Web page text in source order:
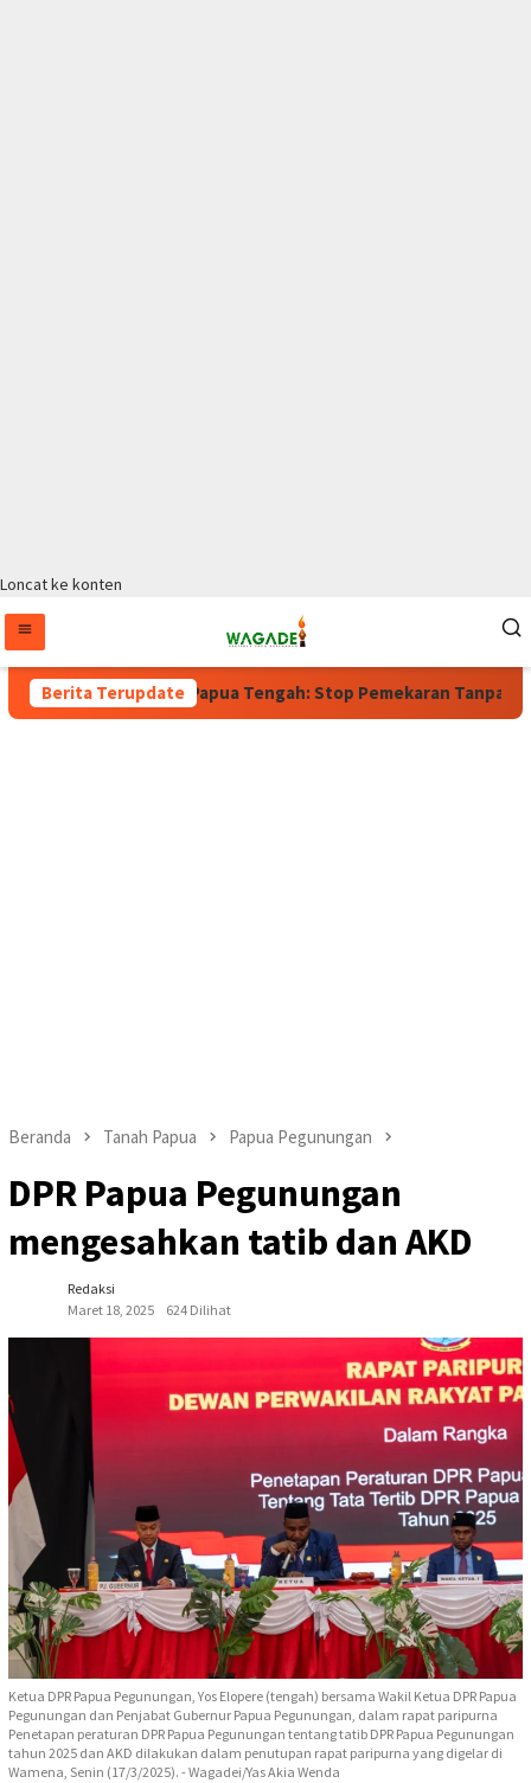
Loncat ke konten
Berita Terupdate
Wagub Papua Tengah: Stop Pemekaran Tanpa Kajian dari
Beranda Tanah Papua Papua Pegunungan
DPR Papua Pegunungan
mengesahkan tatib dan AKD
Redaksi
Maret 18, 2025
624 Dilihat
Ketua DPR Papua Pegunungan, Yos Elopere (tengah) bersama Wakil Ketua DPR Papua
Pegunungan dan Penjabat Gubernur Papua Pegunungan, dalam rapat paripurna
Penetapan peraturan DPR Papua Pegunungan tentang tatib DPR Papua Pegunungan
tahun 2025 dan AKD dilakukan dalam penutupan rapat paripurna yang digelar di
Wamena, Senin (17/3/2025). - Wagadei/Yas Akia Wenda